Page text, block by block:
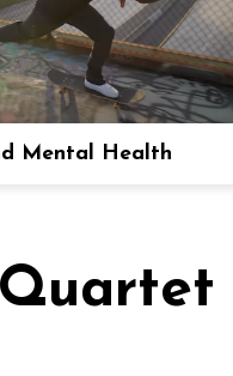
Mental Health